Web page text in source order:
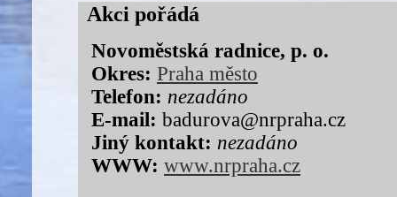
Akci pořádá
Novoměstská radnice, p. o.
Okres: Praha město
Telefon: nezadáno
E-mail: badurova@nrpraha.cz
Jiný kontakt: nezadáno
WWW: www.nrpraha.cz